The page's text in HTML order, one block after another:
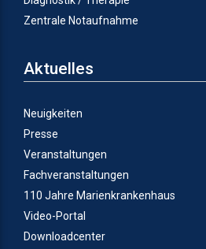
Zentrale Notaufnahme
Aktuelles
Neuigkeiten
Presse
Veranstaltungen
Fachveranstaltungen
110 Jahre Marienkrankenhaus
Video-Portal
Downloadcenter